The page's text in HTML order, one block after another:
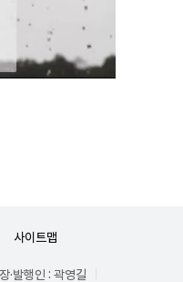
사이트맵
·발행인 : 곽영길